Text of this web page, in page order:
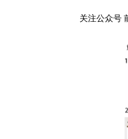
关注公众号